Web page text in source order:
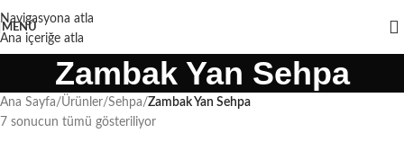
Navigasyona atla
Ana içeriğe atla
MENÜ
Zambak Yan Sehpa
Ana Sayfa/Ürünler/Sehpa/Zambak Yan Sehpa
7 sonucun tümü gösteriliyor